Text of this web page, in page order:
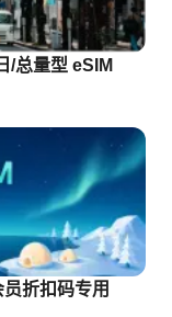
/总量型 eSIM
折扣码专用